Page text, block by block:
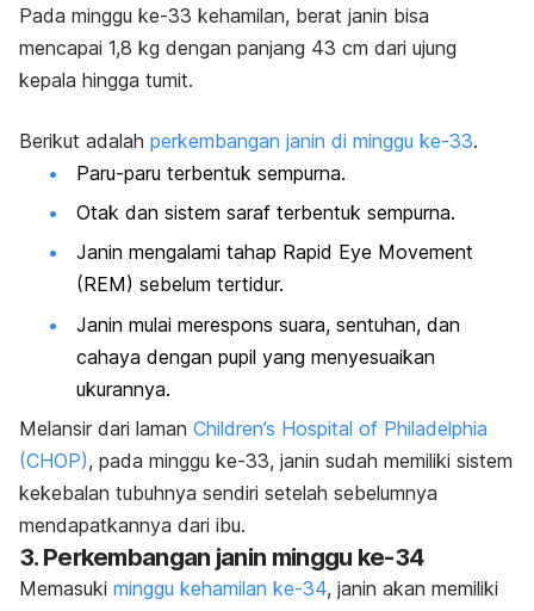
Pada minggu ke-33 kehamilan, berat janin bisa
mencapai 1,8 kg dengan panjang 43 cm dari ujung
kepala hingga tumit.
Berikut adalah perkembangan janin di minggu ke-33.
Paru-paru terbentuk sempurna.
Otak dan sistem saraf terbentuk sempurna.
Janin mengalami tahap Rapid Eye Movement
(REM) sebelum tertidur.
Janin mulai merespons suara, sentuhan, dan
cahaya dengan pupil yang menyesuaikan
ukurannya.
Melansir dari laman Children’s Hospital of Philadelphia
(CHOP), pada minggu ke-33, janin sudah memiliki sistem
kekebalan tubuhnya sendiri setelah sebelumnya
mendapatkannya dari ibu.
3. Perkembangan janin minggu ke-34
Memasuki minggu kehamilan ke-34, janin akan memiliki